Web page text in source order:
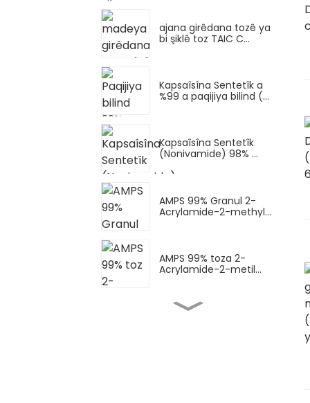
ajana girêdana tozê ya
bi şiklê toz TAIC C...
Kapsaîsîna Sentetîk a
%99 a paqijiya bilind (...
Kapsaîsîna Sentetîk
(Nonivamide) 98% ...
AMPS 99% Granul 2-
Acrylamide-2-methyl...
AMPS 99% toza 2-
Acrylamide-2-metil...
Toza AMPS-Na (xwêya